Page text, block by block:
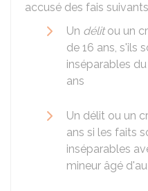
accusé des fais
Un délitou un
de 16 ans, s'ils
inséparables
ans
Un délit ou un
ans si les faits
inséparables
mineur âgé